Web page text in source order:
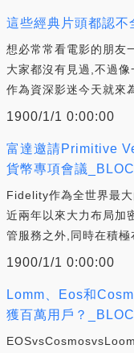
這些經典片頭都認不
想必常常看電影的朋友
大家都沒有見過,不過
作為資深影迷今天就來
1900/1/1 0:00:00
富達邀請Primitive
貨幣專項會議
Fidelity作為全世界最
近兩年以來大力布局加
管服務之外,同時在積極
1900/1/1 0:00:00
Lomm、Eos和
獲百萬用戶？